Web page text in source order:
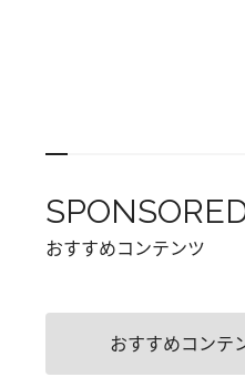
おすすめコンテンツ
おすすめコンテ